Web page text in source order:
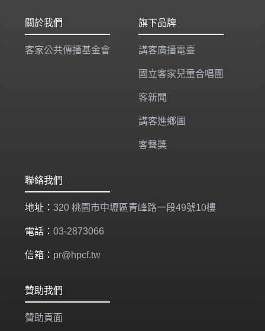
關於我們
客家公共傳播基金會
旗下品牌
講客廣播電臺
國立客家兒童合唱團
客新聞
講客進鄉團
客聲獎
聯絡我們
地址： 320 桃園市中壢區青峰路一段49號10樓
電話： 03-2873066
信箱： pr@hpcf.tw
贊助我們
贊助頁面